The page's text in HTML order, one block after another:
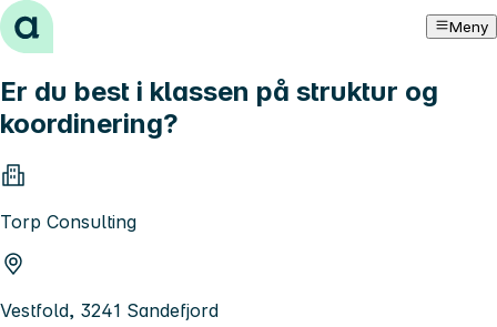
Hopp til innhold Meny
Er du best i klassen på struktur og
koordinering?
Torp Consulting
Vestfold, 3241 Sandefjord